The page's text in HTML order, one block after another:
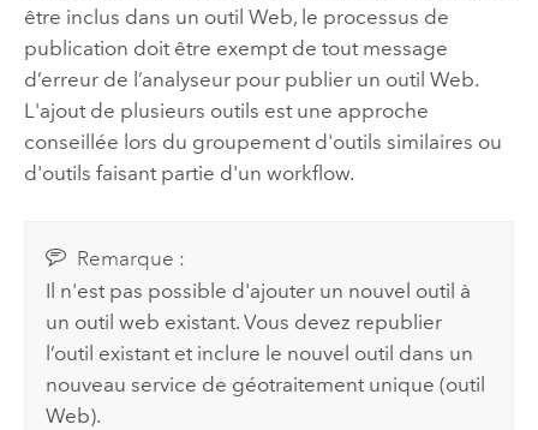
être inclus dans un outil Web, le processus de
publication doit être exempt de tout message
d’erreur de l’analyseur pour publier un outil Web.
L'ajout de plusieurs outils est une approche
conseillée lors du groupement d'outils similaires ou
d'outils faisant partie d'un workflow.
Remarque :
Il n'est pas possible d'ajouter un nouvel outil à
un outil web existant. Vous devez republier
l’outil existant et inclure le nouvel outil dans un
nouveau service de géotraitement unique (outil
Web).